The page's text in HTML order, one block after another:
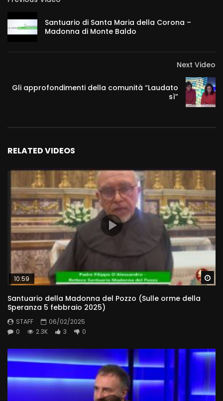
Santuario di Santa Maria della Corona –
Madonna di Monte Baldo
Next Video
Gli approfondimenti della comunità “Laudato
sì”
RELATED VIDEOS
10:59
Santuario della Madonna del Pozzo (Sulle orme della
Speranza 5 febbraio 2025)
STAFF
06/02/2025
0
2.3K 3 0